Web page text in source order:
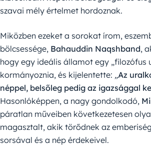
szavai mély értelmet hordoznak.
Miközben ezeket a sorokat írom,
bölcsessége, Bahauddin Naqshband,
hogy egy ideális államot egy „filozófus
kormányoznia, és kijelentette: „Az
néppel, belsőleg pedig az igazsággal
Hasonlóképpen, a nagy gondolkodó,
páratlan műveiben következetesen
magasztalt, akik törődnek az
sorsával és a nép érdekeivel.